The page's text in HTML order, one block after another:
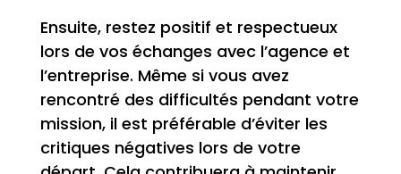
Ensuite, restez positif et respectueux
lors de vos échanges avec l’agence et
l’entreprise. Même si vous avez
rencontré des difficultés pendant votre
mission, il est préférable d’éviter les
critiques négatives lors de votre